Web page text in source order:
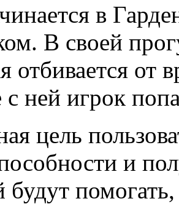
в
В своей
отбивается от
с ней игрок
цель
и